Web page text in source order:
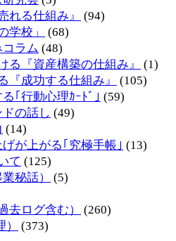
る仕組み』
(94)
学校」
(68)
コラム (48)
『資産構築の仕組み』
(1)
成功する仕組み』
(105)
｢行動心理ｶｰﾄﾞ｣ (59)
の話し (49)
(14)
が上がる｢究極手帳｣ (13)
て (125)
秘話）
(5)
ログ含む）
(260)
(373)